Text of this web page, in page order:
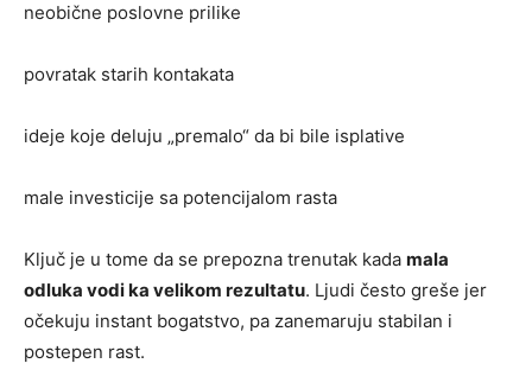
neobične poslovne prilike
povratak starih kontakata
ideje koje deluju „premalo“ da bi bile isplative
male investicije sa potencijalom rasta
Ključ je u tome da se prepozna trenutak kada mala
odluka vodi ka velikom rezultatu. Ljudi često greše jer
očekuju instant bogatstvo, pa zanemaruju stabilan i
postepen rast.